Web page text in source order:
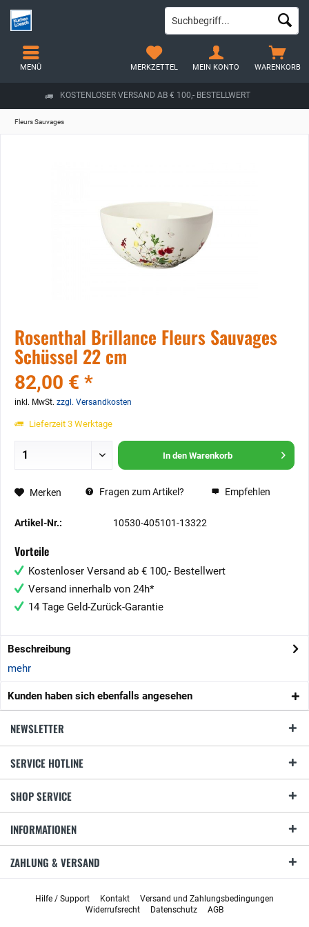
KOSTENLOSER VERSAND AB € 100,- BESTELLWERT
WARENKORB
MERKZETTEL MEIN KONTO
MENÜ
Fleurs Sauvages
Rosenthal Brillance Fleurs Sauvages
Schüssel 22 cm
82,00 € *
inkl. MwSt. zzgl. Versandkosten
Lieferzeit 3 Werktage
In den Warenkorb
Merken Fragen zum Artikel? Empfehlen
Artikel-Nr.: 10530-405101-13322
Vorteile
Kostenloser Versand ab € 100,- Bestellwert
Versand innerhalb von 24h*
14 Tage Geld-Zurück-Garantie
Beschreibung
mehr
Kunden haben sich ebenfalls angesehen
NEWSLETTER
SERVICE HOTLINE
SHOP SERVICE
INFORMATIONEN
ZAHLUNG & VERSAND
Hilfe / Support Kontakt
Versand und Zahlungsbedingungen
Widerrufsrecht
Datenschutz AGB